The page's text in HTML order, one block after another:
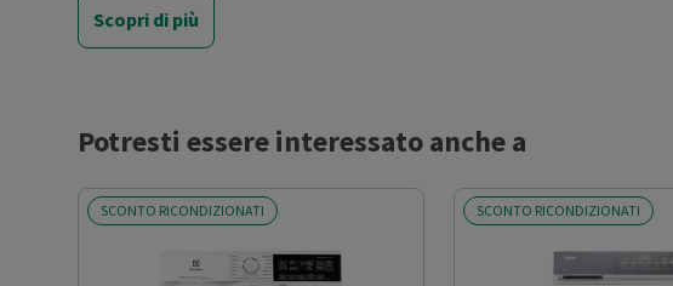
Nuova Classe efficienza
Consumo ponderato di energia
per 100 cicli (kWh)
Durata del programma Eco 40-
Scopri di più
Potresti essere interessato anche a
SCONTO RICONDIZIONATI SCONTO RICONDIZIONATI